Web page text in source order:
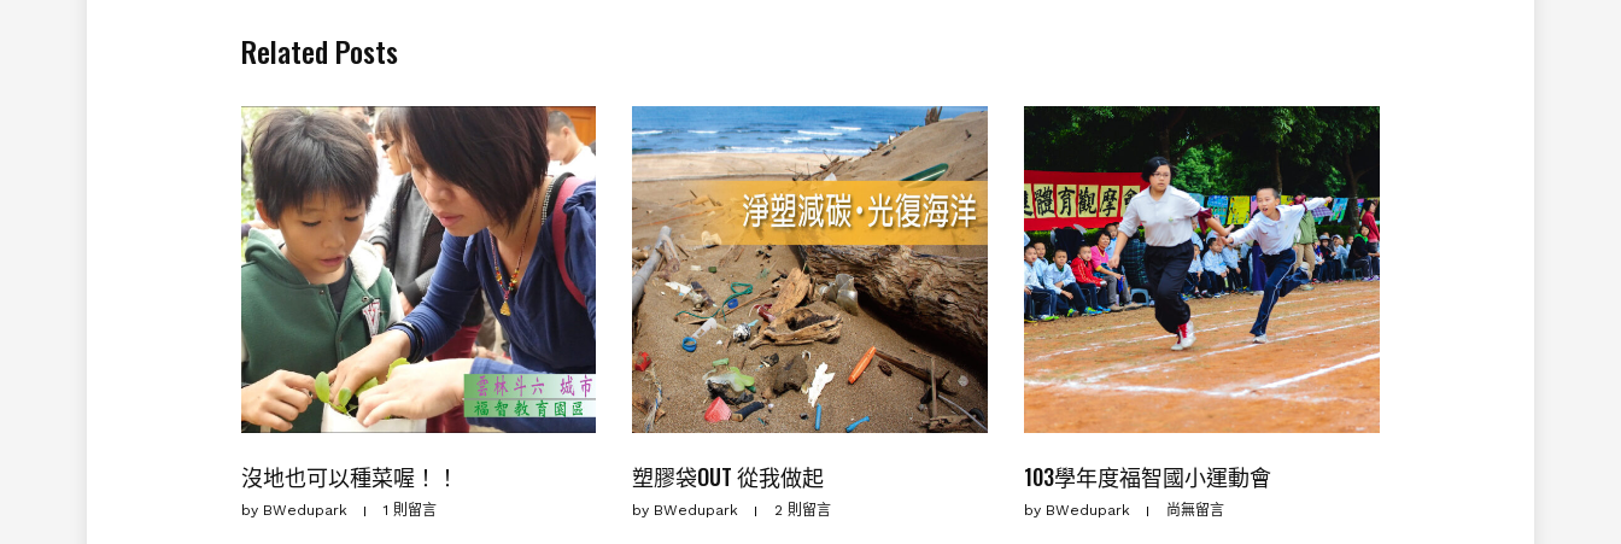
Related Posts
沒地也可以種菜喔！！
byBWedupark 1 則留言
塑膠袋OUT 從我做起
by BWedupark 2 則留言
103學年度福智國小運動會
by BWedupark 尚無留言